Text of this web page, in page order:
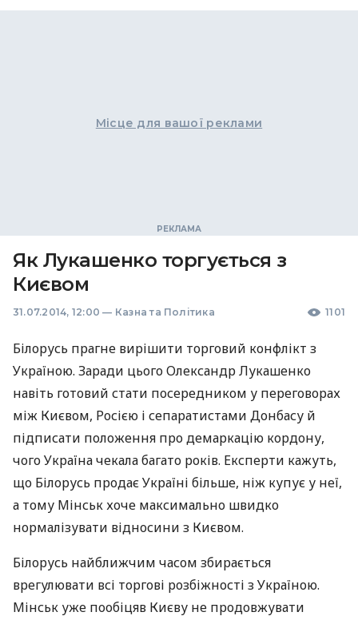
Місце для вашої реклами
Як Лукашенко торгується з
Києвом
31.07.2014, 12:00 — Казна та Політика 1101
Білорусь прагне вирішити торговий конфлікт з
Україною. Заради цього Олександр Лукашенко
навіть готовий стати посередником у переговорах
між Києвом, Росією і сепаратистами Донбасу й
підписати положення про демаркацію кордону,
чого Україна чекала багато років. Експерти кажуть,
що Білорусь продає Україні більше, ніж купує у неї,
а тому Мінськ хоче максимально швидко
нормалізувати відносини з Києвом.
Білорусь найближчим часом збирається
врегулювати всі торгові розбіжності з Україною.
Мінськ уже пообіцяв Києву не продовжувати